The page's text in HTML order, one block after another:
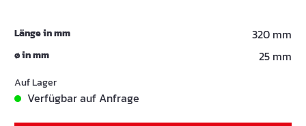
Länge in mm 320 mm
ø in mm 25 mm
Auf Lager
Verfügbar auf Anfrage